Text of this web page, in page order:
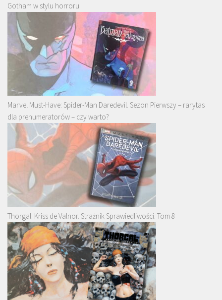
Gotham w stylu horroru
Marvel Must-Have: Spider-Man Daredevil. Sezon Pierwszy – rarytas
dla prenumeratorów – czy warto?
Thorgal. Kriss de Valnor. Strażnik Sprawiedliwości. Tom 8